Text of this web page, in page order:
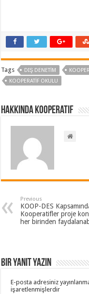
Tags DIŞ DENETIM
KOOPERATIF OKULU
Hakkında kooperatif
Previous
KOOP-DES
Kooperatifler proje
her birinden
Bir yanıt yazın
E-posta adresiniz
işaretlenmişlerdir